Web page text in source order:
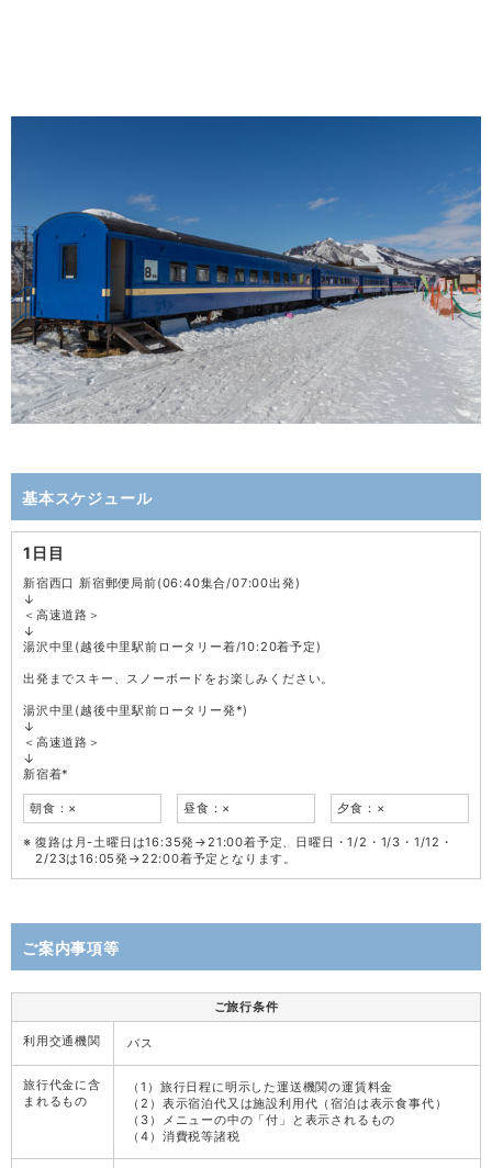
基本スケジュール
1日目
新宿西口 新宿郵便局前(06:40集合/07:00出発)
↓
＜高速道路＞
↓
湯沢中里(越後中里駅前ロータリー着/10:20着予定)
出発までスキー、スノーボードをお楽しみください。
湯沢中里(越後中里駅前ロータリー発*)
↓
＜高速道路＞
↓
新宿着*
朝食：× 昼食：× 夕食：×
復路は月-土曜日は16:35発→21:00着予定、日曜日・1/2・1/3・1/12・
2/23は16:05発→22:00着予定となります。
ご案内事項等
ご旅行条件
利用交通機関 バス
旅行代金に含
まれるもの
（1）旅行日程に明示した運送機関の運賃料金
（2）表示宿泊代又は施設利用代（宿泊は表示食事代）
（3）メニューの中の「付」と表示されるもの
（4）消費税等諸税